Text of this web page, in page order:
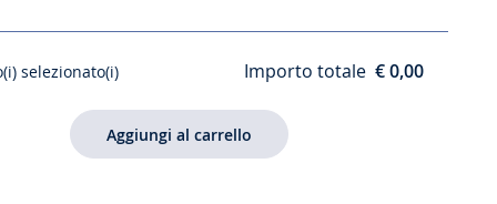
rivestito
selezionato(i) Importo totale € 0,00